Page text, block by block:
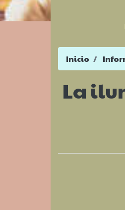
Inicio
La